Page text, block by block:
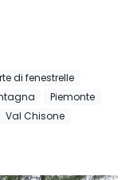
di fenestrelle
Piemonte
Val Chisone